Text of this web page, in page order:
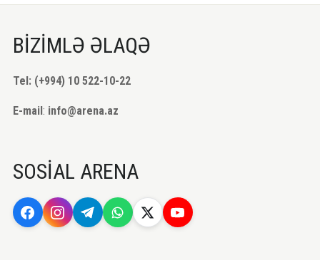
BİZİMLƏ ƏLAQƏ
Tel: (+994) 10 522-10-22
E-mail: info@arena.az
SOSİAL ARENA